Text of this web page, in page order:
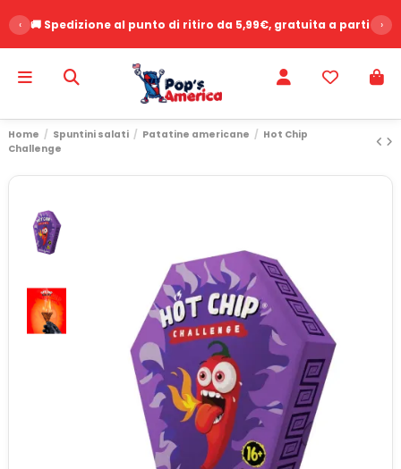
‹ 🚚 Spedizione al punto di ritiro da 5,99€, gratuita a partire›
Home Spuntini salati Patatine americane
Hot Chip
Challenge